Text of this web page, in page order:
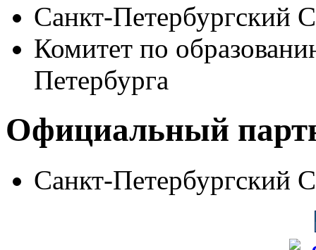
Санкт-Петербургский
Комитет по
Петербурга
Официальный
Санкт-Петербургский